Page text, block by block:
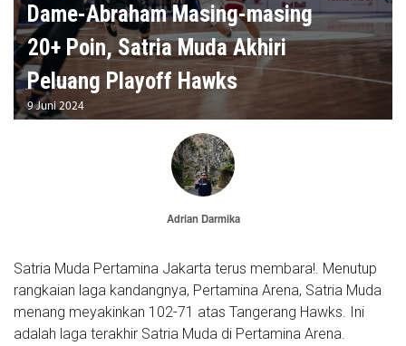
Dame-Abraham Masing-masing
20+ Poin, Satria Muda Akhiri
Peluang Playoff Hawks
9 Juni 2024
Adrian Darmika
Satria Muda Pertamina Jakarta terus membara!. Menutup
rangkaian laga kandangnya, Pertamina Arena, Satria Muda
menang meyakinkan 102-71 atas Tangerang Hawks. Ini
adalah laga terakhir Satria Muda di Pertamina Arena.